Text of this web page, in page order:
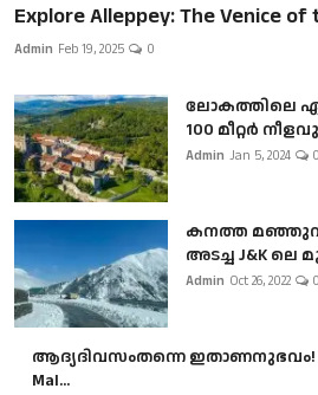
Explore Alleppey: The Venice
Admin Feb 19, 2025 0
ലോകത്തിലെ
100 മീറ്റർ
Admin Jan 5, 2024 0
കനത്ത
അടച്ച J&K
Admin Oct 26, 2022 0
ആദ്യദിവസംതന്നെ ഇതാണനുഭവം! -
Mal...